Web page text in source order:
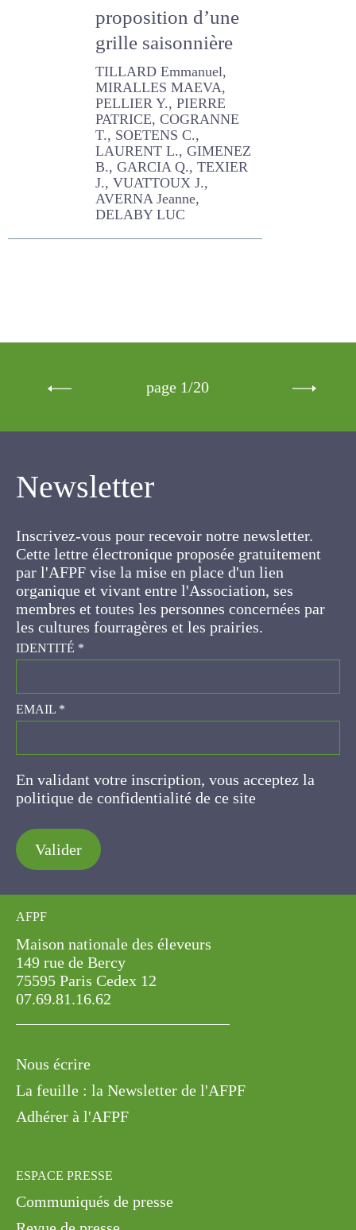
TILLARD Emmanuel,
MIRALLES MAEVA, PELLIER
Y., PIERRE PATRICE,
COGRANNE T., SOETENS
C., LAURENT L., GIMENEZ B.,
GARCIA Q., TEXIER J.,
VUATTOUX J., AVERNA
Jeanne, DELABY LUC
Newsletter
gratuitement par l'AFPF vise la mise en place
d'un lien organique et vivant entre l'Association,
concernées par les cultures fourragères et les
prairies.
IDENTITÉ*
EMAIL*
En validant votre inscription, vous acceptez la
Valider
AFPF
149 rue de Bercy
75595 Paris Cedex 12
Nous écrire
La feuille : la Newsletter de l'AFPF
ESPACE PRESSE